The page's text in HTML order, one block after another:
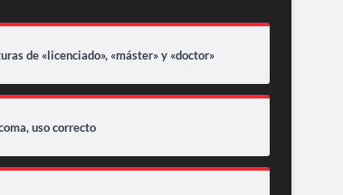
de «licenciado», «máster» y «doctor»
uso correcto